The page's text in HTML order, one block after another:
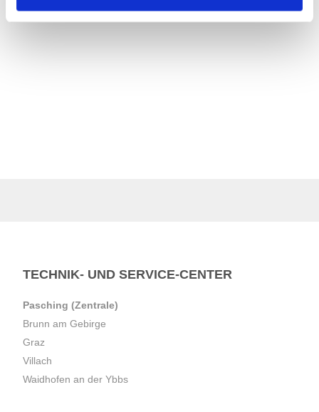
TECHNIK- UND SERVICE-CENTER
Pasching (Zentrale)
Brunn am Gebirge
Graz
Villach
Waidhofen an der Ybbs